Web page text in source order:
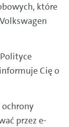
które
Cię o
przez e-